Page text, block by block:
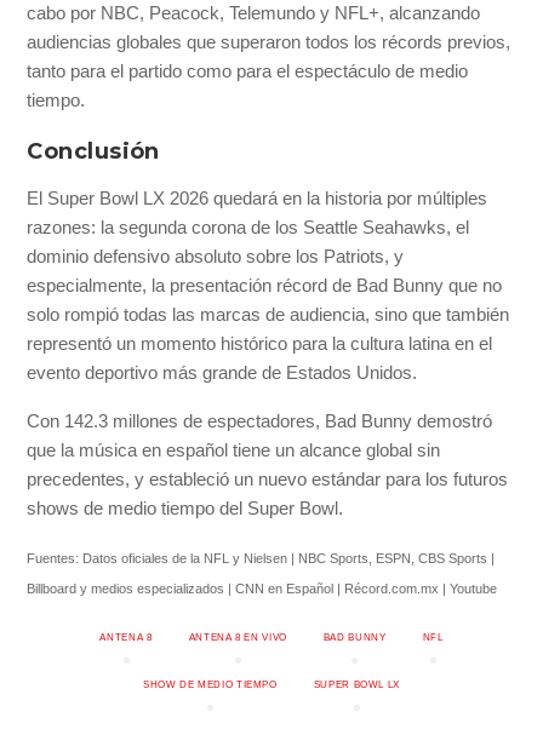
cabo por NBC, Peacock, Telemundo y NFL+, alcanzando
audiencias globales que superaron todos los récords previos,
tanto para el partido como para el espectáculo de medio
tiempo.
Conclusión
El Super Bowl LX 2026 quedará en la historia por múltiples
razones: la segunda corona de los Seattle Seahawks, el
dominio defensivo absoluto sobre los Patriots, y
especialmente, la presentación récord de Bad Bunny que no
solo rompió todas las marcas de audiencia, sino que también
representó un momento histórico para la cultura latina en el
evento deportivo más grande de Estados Unidos.
Con 142.3 millones de espectadores, Bad Bunny demostró
que la música en español tiene un alcance global sin
precedentes, y estableció un nuevo estándar para los futuros
shows de medio tiempo del Super Bowl.
Fuentes: Datos oficiales de la NFL y Nielsen | NBC Sports, ESPN, CBS Sports |
Billboard y medios especializados | CNN en Español | Récord.com.mx | Youtube
ANTENA 8 ANTENA 8 EN VIVO BAD BUNNY NFL
SHOW DE MEDIO TIEMPO SUPER BOWL LX